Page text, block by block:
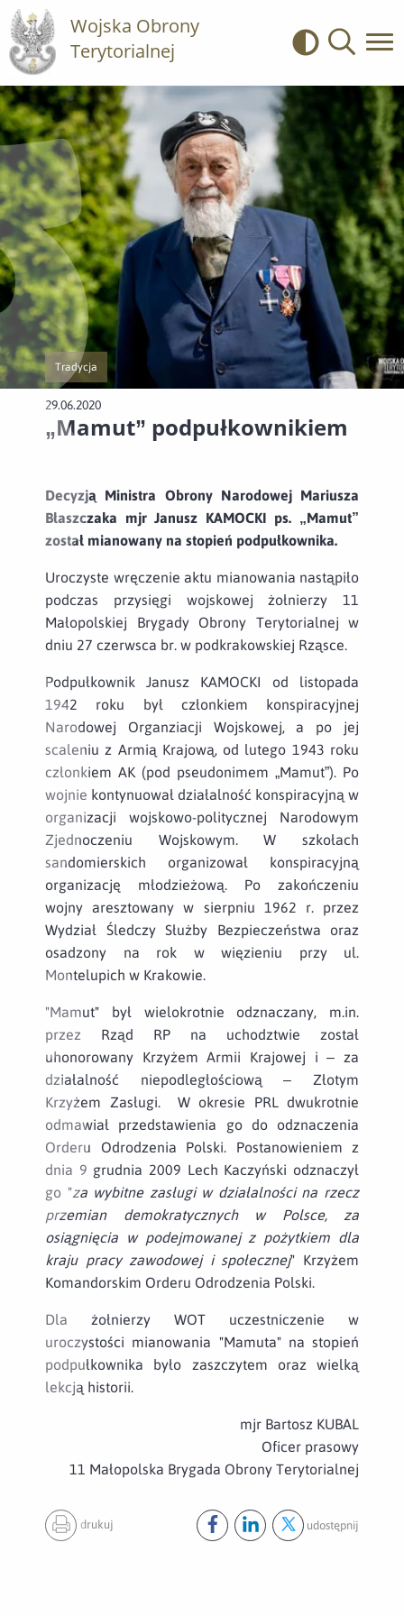
Wojska Obrony
Terytorialnej
Kontrast
Tradycja
Przejście do nowej strony z listą publikacji o kategorii Tradycja
29.06.2020
„Mamut” podpułkownikiem
Decyzją Ministra Obrony Narodowej Mariusza
Błaszczaka mjr Janusz KAMOCKI ps. „Mamut”
został mianowany na stopień podpułkownika.
Uroczyste wręczenie aktu mianowania nastąpiło
podczas przysięgi wojskowej żołnierzy 11
Małopolskiej Brygady Obrony Terytorialnej w
dniu 27 czerwsca br. w podkrakowskiej Rząsce.
Podpułkownik Janusz KAMOCKI od listopada
1942 roku był członkiem konspiracyjnej
Narodowej Organziacji Wojskowej, a po jej
scaleniu z Armią Krajową, od lutego 1943 roku
członkiem AK (pod pseudonimem „Mamut”). Po
wojnie kontynuował działalność konspiracyjną w
organizacji wojskowo-politycznej Narodowym
Zjednoczeniu Wojskowym. W szkołach
sandomierskich organizował konspiracyjną
organizację młodzieżową. Po zakończeniu
wojny aresztowany w sierpniu 1962 r. przez
Wydział Śledczy Służby Bezpieczeństwa oraz
osadzony na rok w więzieniu przy ul.
Montelupich w Krakowie.
"Mamut" był wielokrotnie odznaczany, m.in.
przez Rząd RP na uchodztwie został
uhonorowany Krzyżem Armii Krajowej i – za
działalność niepodległościową – Złotym
Krzyżem Zasługi. W okresie PRL dwukrotnie
odmawiał przedstawienia go do odznaczenia
Orderu Odrodzenia Polski. Postanowieniem z
dnia 9 grudnia 2009 Lech Kaczyński odznaczył
go "za wybitne zasługi w działalności na rzecz
przemian demokratycznych w Polsce, za
osiągnięcia w podejmowanej z pożytkiem dla
kraju pracy zawodowej i społecznej" Krzyżem
Komandorskim Orderu Odrodzenia Polski.
Dla żołnierzy WOT uczestniczenie w
uroczystości mianowania "Mamuta" na stopień
podpułkownika było zaszczytem oraz wielką
lekcją historii.
mjr Bartosz KUBAL
Oficer prasowy
11 Małopolska Brygada Obrony Terytorialnej
drukuj udostępnij